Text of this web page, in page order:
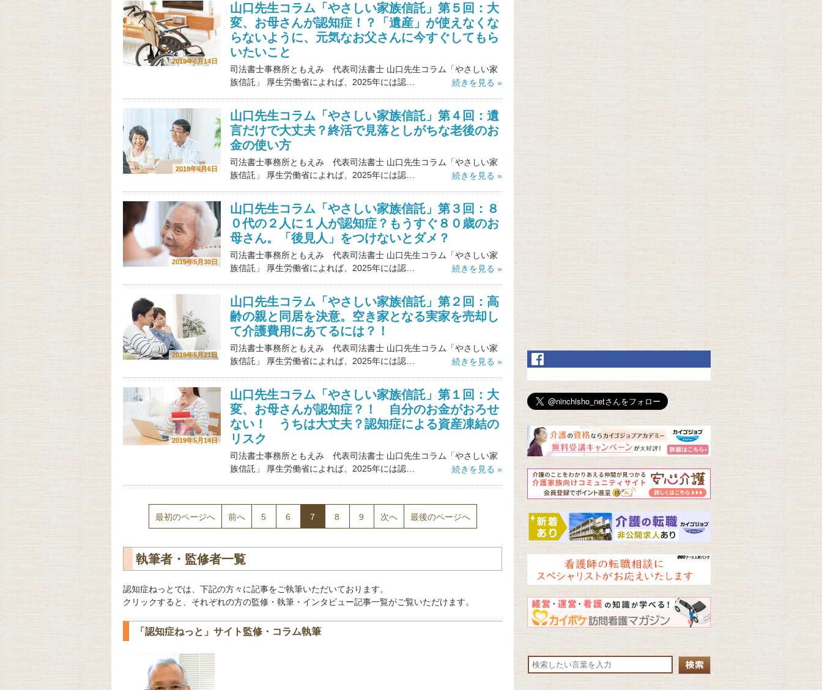
2019年6月14日
山口先生コラム「やさしい家族信託」第５回：大
変、お母さんが認知症！？「遺産」が使えなくな
らないように、元気なお父さんに今すぐしてもら
いたいこと
司法書士事務所ともえみ 代表司法書士 山口先生コラム「やさしい家
族信託」 厚生労働省によれば、2025年には認…
続きを見る »
2019年6月6日
山口先生コラム「やさしい家族信託」第４回：遺
言だけで大丈夫？終活で見落としがちな老後のお
金の使い方
司法書士事務所ともえみ 代表司法書士 山口先生コラム「やさしい家
族信託」 厚生労働省によれば、2025年には認…
続きを見る »
2019年5月30日
山口先生コラム「やさしい家族信託」第３回：８
０代の２人に１人が認知症？もうすぐ８０歳のお
母さん。「後見人」をつけないとダメ？
司法書士事務所ともえみ 代表司法書士 山口先生コラム「やさしい家
族信託」 厚生労働省によれば、2025年には認…
続きを見る »
2019年5月21日
山口先生コラム「やさしい家族信託」第２回：高
齢の親と同居を決意。空き家となる実家を売却し
て介護費用にあてるには？！
司法書士事務所ともえみ 代表司法書士 山口先生コラム「やさしい家
族信託」 厚生労働省によれば、2025年には認…
続きを見る »
2019年5月14日
山口先生コラム「やさしい家族信託」第１回：大
変、お母さんが認知症？！ 自分のお金がおろせ
ない！ うちは大丈夫？認知症による資産凍結の
リスク
司法書士事務所ともえみ 代表司法書士 山口先生コラム「やさしい家
族信託」 厚生労働省によれば、2025年には認…
続きを見る »
最初のページへ 前へ 5 6 7 8 9 次へ 最後のページへ
執筆者・監修者一覧
認知症ねっとでは、下記の方々に記事をご執筆いただいております。
クリックすると、それぞれの方の監修・執筆・インタビュー記事一覧がご覧いただけます。
「認知症ねっと」サイト監修・コラム執筆